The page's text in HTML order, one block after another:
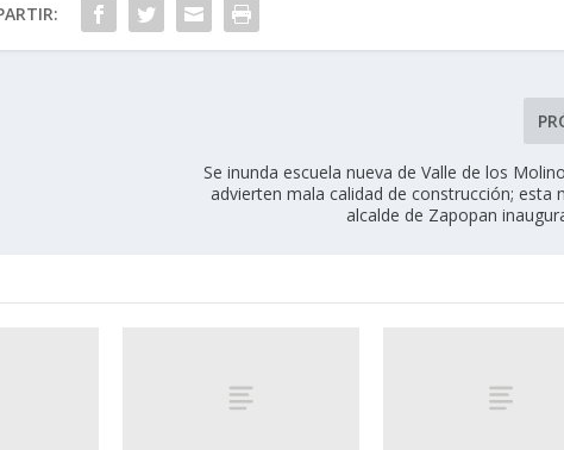
Se inunda escuela nueva de Valle de los
advierten mala calidad de construcción; esta
alcalde de Zapopan